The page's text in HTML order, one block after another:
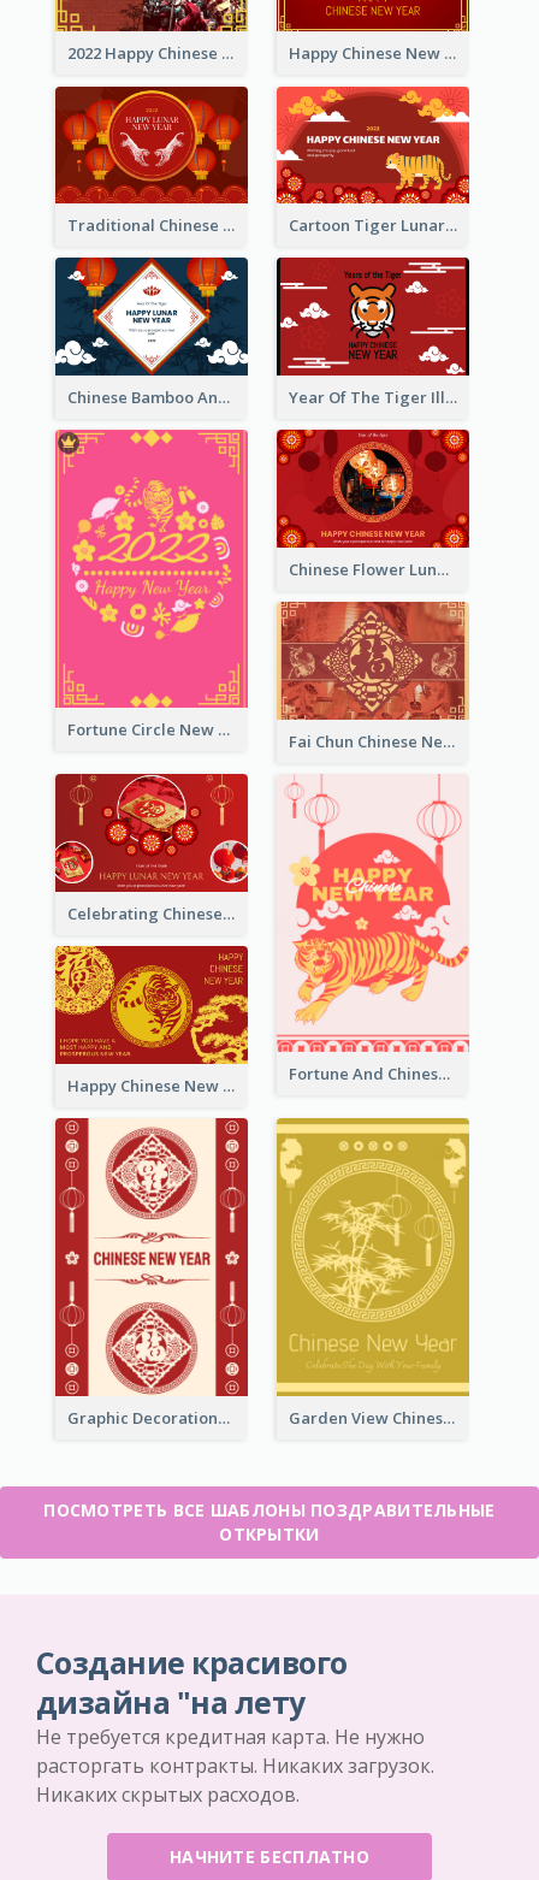
2022 Happy Chinese New Year Greeting Card With Photo Happy Chinese New Year Greeting Card With Chinese Tree Illustration
Traditional Chinese New Year Celebration Greeting Card Cartoon Tiger Lunar New Year Greeting Card
Chinese Bamboo And Lanterns New Year Greeting Card Year Of The Tiger Illustration Chinese New Year Greeting Card
Fortune Circle New Year Greeting Card
Chinese Flower Lunar New Year Greeting Card
Fai Chun Chinese New Year Greeting Card
Celebrating Chinese New Year Greeting Card
Fortune And Chinese New Year Greeting Card
Happy Chinese New Year Greeting Card With Circle illustrations
Graphic Decorations Chinese New Year Greeting Card Garden View Chinese New Year Greeting Card
ПОСМОТРЕТЬ ВСЕ ШАБЛОНЫ ПОЗДРАВИТЕЛЬНЫЕ
ОТКРЫТКИ
Создание красивого
дизайна "на лету
Не требуется кредитная карта. Не нужно
расторгать контракты. Никаких загрузок.
Никаких скрытых расходов.
НАЧНИТЕ БЕСПЛАТНО